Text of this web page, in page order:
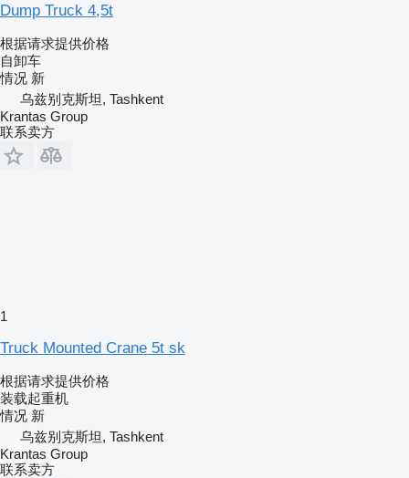
Dump Truck 4,5t
根据请求提供价格
自卸车
情况 新
乌兹别克斯坦, Tashkent
Krantas Group
联系卖方
1
Truck Mounted Crane 5t sk
根据请求提供价格
装载起重机
情况 新
乌兹别克斯坦, Tashkent
Krantas Group
联系卖方